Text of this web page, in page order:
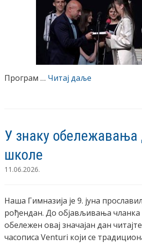
Програм … Читај даље
У знаку
школе
11.06.2026.
Наша Гимназија је 9. јуна
рођендан. До објављивања чланка
обележен овај значајан дан
часописа Venturi који се